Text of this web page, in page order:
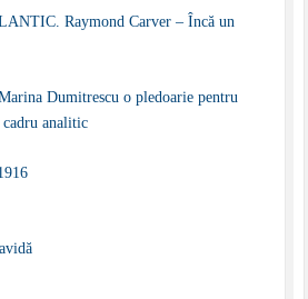
Raymond Carver – Încă un
Dumitrescu o pledoarie pentru
cadru analitic